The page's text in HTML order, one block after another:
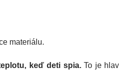
materiálu.
keď deti spia.To je